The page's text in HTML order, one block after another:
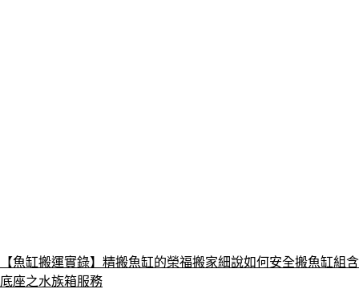
【魚缸搬運實錄】精搬魚缸的榮福搬家細說如何安全搬魚缸組含
底座之水族箱服務